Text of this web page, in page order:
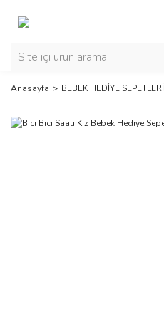
Anasayfa BEBEK HEDİYE SEPETLERİ